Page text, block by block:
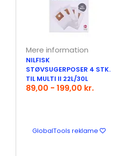
Mere information
NILFISK
STØVSUGERPOSER 4 STK.
TIL MULTI II 22L/30L
89,00 - 199,00 kr.
GlobalTools reklame